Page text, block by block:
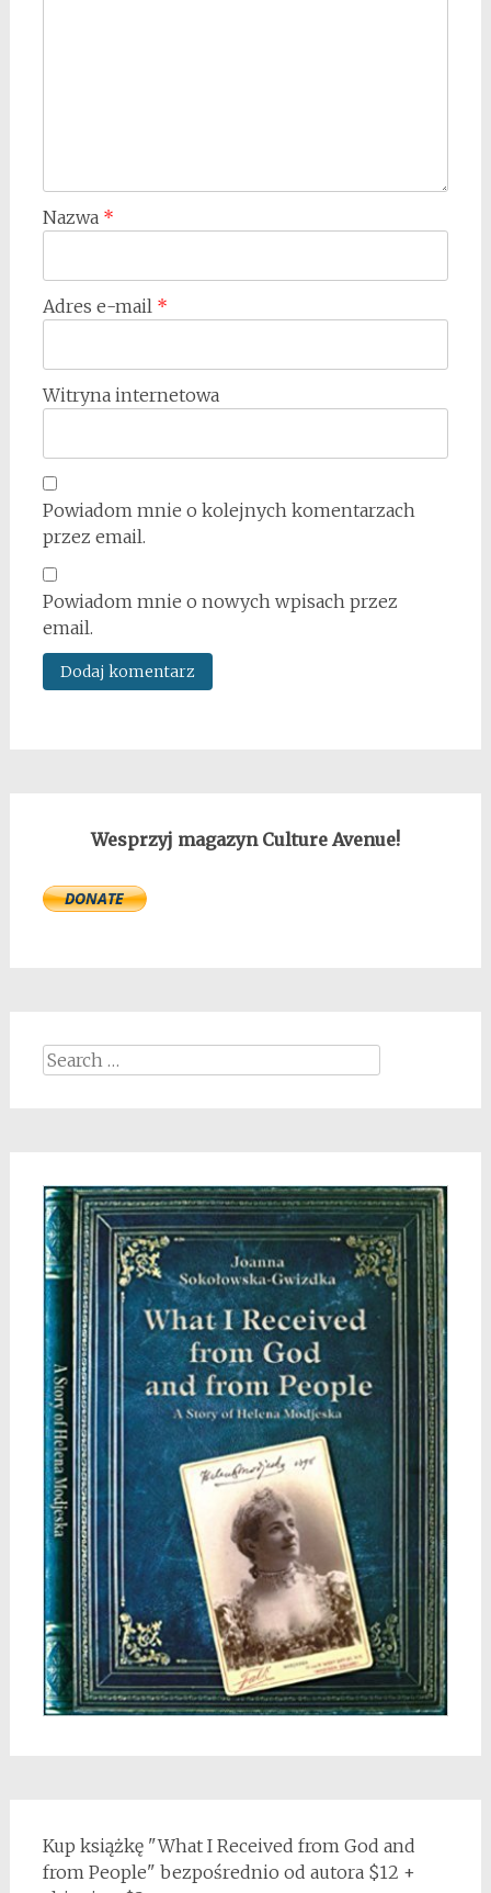
Nazwa *
Adres e-mail *
Witryna internetowa
Powiadom mnie o kolejnych komentarzach
przez email.
Powiadom mnie o nowych wpisach przez
email.
Wesprzyj magazyn Culture Avenue!
Search
for:
Kup książkę "What I Received from God and
from People" bezpośrednio od autora $12 +